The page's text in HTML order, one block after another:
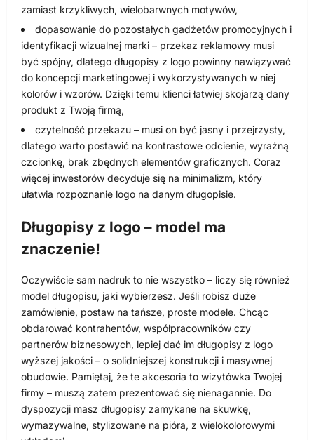
zamiast krzykliwych, wielobarwnych motywów,
dopasowanie do pozostałych gadżetów promocyjnych i
identyfikacji wizualnej marki – przekaz reklamowy musi
być spójny, dlatego długopisy z logo powinny nawiązywać
do koncepcji marketingowej i wykorzystywanych w niej
kolorów i wzorów. Dzięki temu klienci łatwiej skojarzą dany
produkt z Twoją firmą,
czytelność przekazu – musi on być jasny i przejrzysty,
dlatego warto postawić na kontrastowe odcienie, wyraźną
czcionkę, brak zbędnych elementów graficznych. Coraz
więcej inwestorów decyduje się na minimalizm, który
ułatwia rozpoznanie logo na danym długopisie.
Długopisy z logo – model ma
znaczenie!
Oczywiście sam nadruk to nie wszystko – liczy się również
model długopisu, jaki wybierzesz. Jeśli robisz duże
zamówienie, postaw na tańsze, proste modele. Chcąc
obdarować kontrahentów, współpracowników czy
partnerów biznesowych, lepiej dać im długopisy z logo
wyższej jakości – o solidniejszej konstrukcji i masywnej
obudowie. Pamiętaj, że te akcesoria to wizytówka Twojej
firmy – muszą zatem prezentować się nienagannie. Do
dyspozycji masz długopisy zamykane na skuwkę,
wymazywalne, stylizowane na pióra, z wielokolorowymi